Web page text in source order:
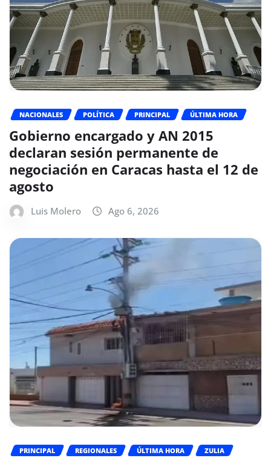
NACIONALES POLÍTICA PRINCIPAL ÚLTIMA HORA
Gobierno encargado y AN 2015
declaran sesión permanente de
negociación en Caracas hasta el 12 de
agosto
Luis Molero Ago 6, 2026
PRINCIPAL REGIONALES ÚLTIMA HORA ZULIA